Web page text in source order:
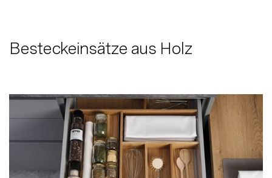
Besteckeinsätze aus Holz